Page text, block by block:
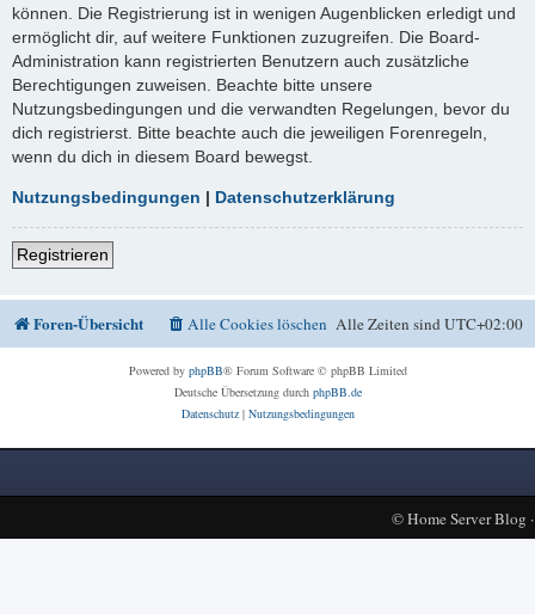
können. Die Registrierung ist in wenigen Augenblicken erledigt und
ermöglicht dir, auf weitere Funktionen zuzugreifen. Die Board-
Administration kann registrierten Benutzern auch zusätzliche
Berechtigungen zuweisen. Beachte bitte unsere
Nutzungsbedingungen und die verwandten Regelungen, bevor du
dich registrierst. Bitte beachte auch die jeweiligen Forenregeln,
wenn du dich in diesem Board bewegst.
Nutzungsbedingungen | Datenschutzerklärung
Registrieren
Foren-Übersicht Alle Zeiten sindUTC+02:00
Alle Cookies löschen
Powered by phpBB® Forum Software © phpBB Limited
Deutsche Übersetzung durch phpBB.de
Datenschutz| Nutzungsbedingungen
©Home Server Blog